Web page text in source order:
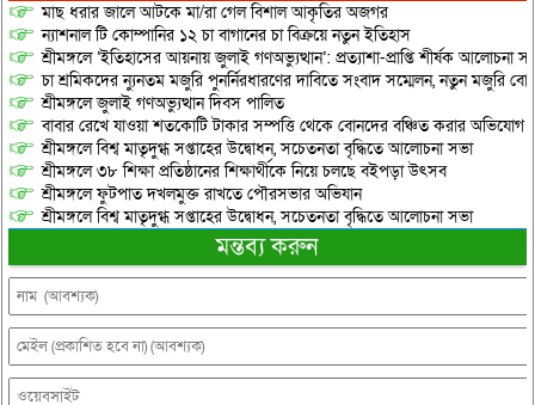
মাছ ধরার জালে আটকে মা/রা গেল বিশাল আকৃতির অজগর
ন্যাশনাল টি কোম্পানির ১২ চা বাগানের চা বিক্রয়ে নতুন ইতিহাস
শ্রীমঙ্গলে ‘ইতিহাসের আয়নায় জুলাই গণঅভ্যুত্থান’: প্রত্যাশা-প্রাপ্তি শীর্ষক আলোচনা
চা শ্রমিকদের ন্যুনতম মজুরি পুনর্নিরধারণের দাবিতে সংবাদ সম্মেলন, নতুন মজুরি
শ্রীমঙ্গলে জুলাই গণঅভ্যুত্থান দিবস পালিত
বাবার রেখে যাওয়া শতকোটি টাকার সম্পত্তি থেকে বোনদের বঞ্চিত করার অভিযোগ
শ্রীমঙ্গলে বিশ্ব মাতৃদুগ্ধ সপ্তাহের উদ্বোধন, সচেতনতা বৃদ্ধিতে আলোচনা সভা
শ্রীমঙ্গলে ৩৮ শিক্ষা প্রতিষ্ঠানের শিক্ষার্থীকে নিয়ে চলছে বইপড়া উৎসব
শ্রীমঙ্গলে ফুটপাত দখলমুক্ত রাখতে পৌরসভার অভিযান
শ্রীমঙ্গলে বিশ্ব মাতৃদুগ্ধ সপ্তাহের উদ্বোধন, সচেতনতা বৃদ্ধিতে আলোচনা সভা
মন্তব্য করুন